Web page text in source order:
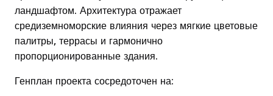
ландшафтом. Архитектура отражает
средиземноморские влияния через мягкие цветовые
палитры, террасы и гармонично
пропорционированные здания.
Генплан проекта сосредоточен на: